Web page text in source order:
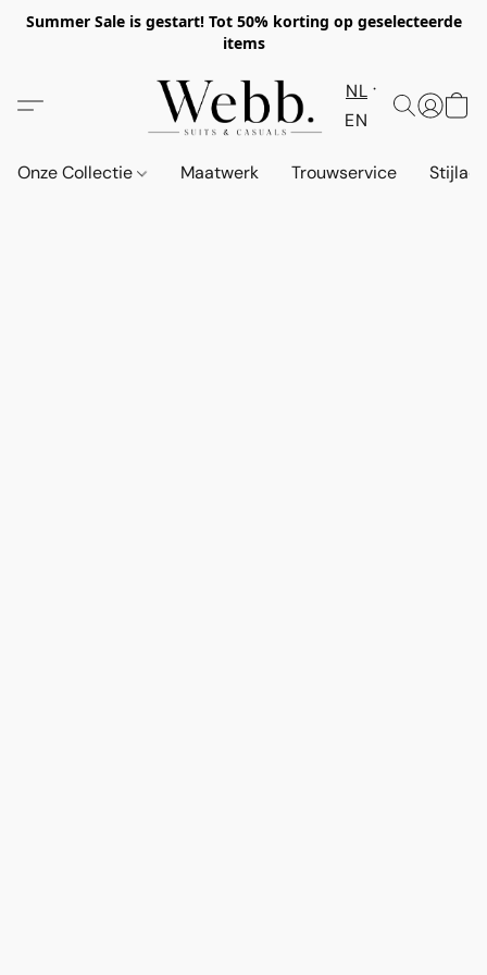
Summer Sale is gestart! Tot 50% korting op geselecteerde
items
NL
EN
Onze Collectie Maatwerk Trouwservice